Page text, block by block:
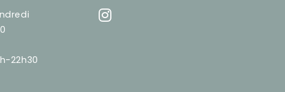
22h30